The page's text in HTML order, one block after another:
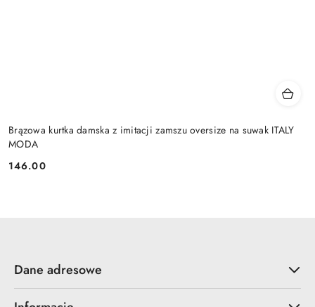
Brązowa kurtka damska z imitacji zamszu oversize na suwak ITALY
MODA
Cena:
146.00
Dane adresowe